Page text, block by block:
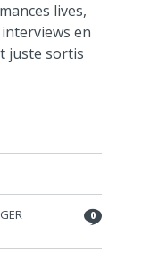
lives,
en
juste sortis
0